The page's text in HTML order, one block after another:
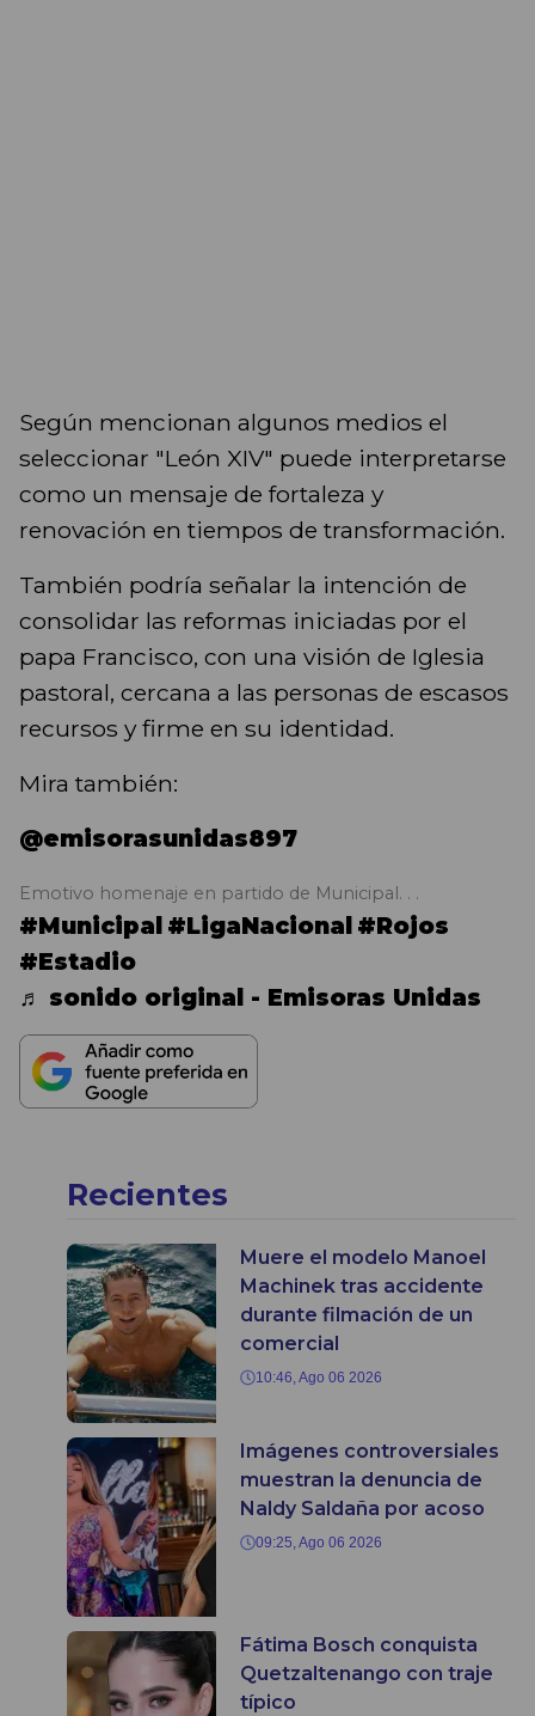
Según mencionan algunos medios el
seleccionar "León XIV" puede interpretarse
como un mensaje de fortaleza y
renovación en tiempos de transformación.
También podría señalar la intención de
consolidar las reformas iniciadas por el
papa Francisco, con una visión de Iglesia
pastoral, cercana a las personas de escasos
recursos y firme en su identidad.
Mira también:
@emisorasunidas897
Emotivo homenaje en partido de Municipal. . .
#Municipal #LigaNacional #Rojos
#Estadio
♬ sonido original - Emisoras Unidas
Recientes
Muere el modelo Manoel
Machinek tras accidente
durante filmación de un
comercial
10:46, Ago 06 2026
Imágenes controversiales
muestran la denuncia de
Naldy Saldaña por acoso
09:25, Ago 06 2026
Fátima Bosch conquista
Quetzaltenango con traje
típico